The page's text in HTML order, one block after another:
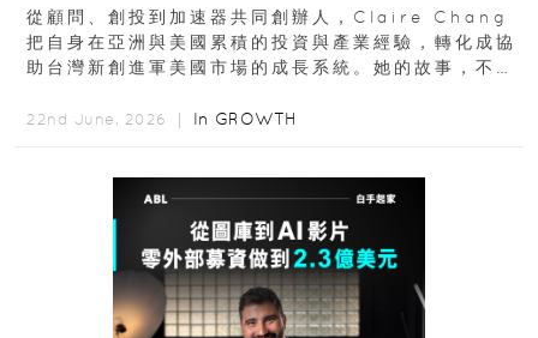
從顧問、創投到加速器共同創辦人，Claire Chang
把自身在亞洲與美國累積的投資與產業經驗，轉化成協
助台灣新創進軍美國市場的成長系統。她的故事，不只
22nd June, 2026 ｜ In GROWTH